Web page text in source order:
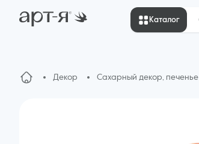
Каталог
Декор Сахарный декор, печенье